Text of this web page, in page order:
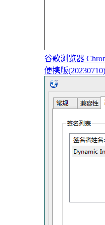
谷歌浏览器
便携版(20230710)